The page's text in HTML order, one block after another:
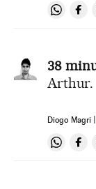
38
Arthur.
Diogo Magri